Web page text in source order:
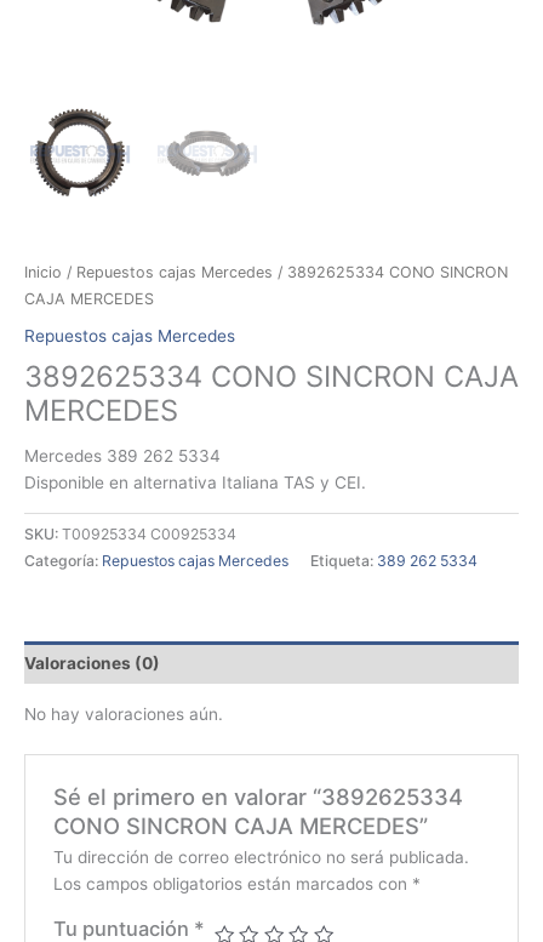
Inicio / Repuestos cajas Mercedes / 3892625334 CONO SINCRON
CAJA MERCEDES
Repuestos cajas Mercedes
3892625334 CONO SINCRON CAJA
MERCEDES
Mercedes 389 262 5334
Disponible en alternativa Italiana TAS y CEI.
SKU: T00925334 C00925334
Categoría: Repuestos cajas Mercedes Etiqueta: 389 262 5334
Valoraciones (0)
No hay valoraciones aún.
Sé el primero en valorar “3892625334
CONO SINCRON CAJA MERCEDES”
Tu dirección de correo electrónico no será publicada.
Los campos obligatorios están marcados con *
Tu puntuación *